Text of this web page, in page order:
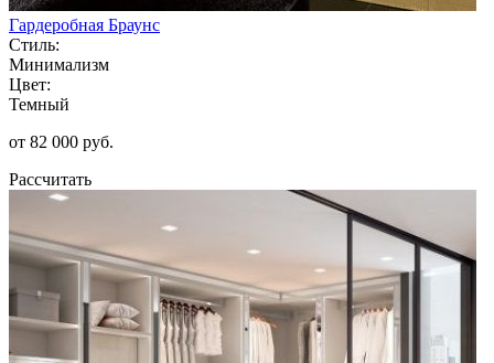
Гардеробная Браунс
Стиль:
Минимализм
Цвет:
Темный
от 82 000 руб.
Рассчитать